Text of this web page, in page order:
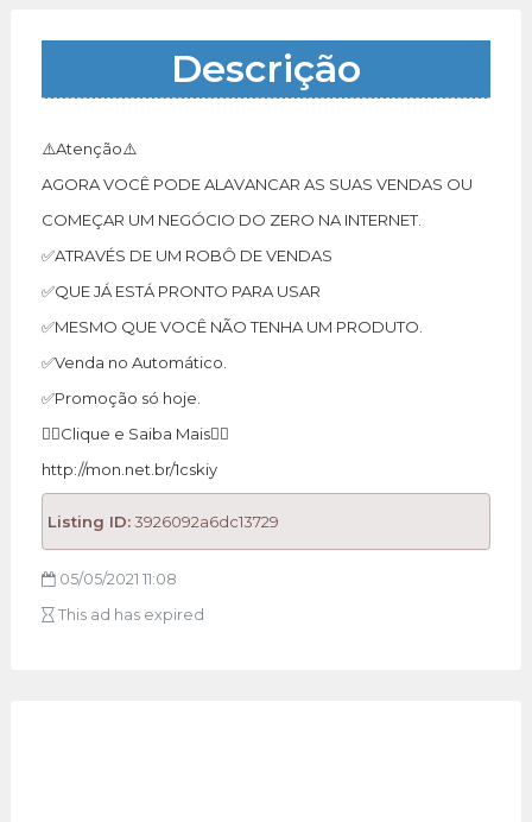
Descrição
⚠️Atenção⚠️
AGORA VOCÊ PODE ALAVANCAR AS SUAS VENDAS OU
COMEÇAR UM NEGÓCIO DO ZERO NA INTERNET.
✅ATRAVÉS DE UM ROBÔ DE VENDAS
✅QUE JÁ ESTÁ PRONTO PARA USAR
✅MESMO QUE VOCÊ NÃO TENHA UM PRODUTO.
✅Venda no Automático.
✅Promoção só hoje.
👇🏾Clique e Saiba Mais👇🏾
http://mon.net.br/1cskiy
Listing ID:3926092a6dc13729
05/05/2021 11:08
This ad has expired